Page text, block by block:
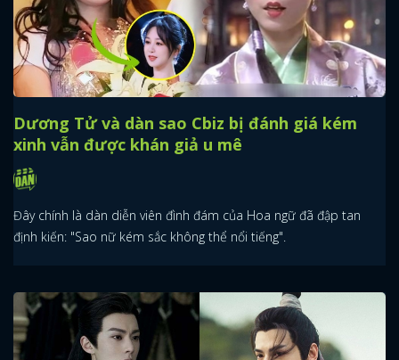
Dương Tử và dàn sao Cbiz bị đánh giá kém
xinh vẫn được khán giả u mê
Đây chính là dàn diễn viên đình đám của Hoa ngữ đã đập tan
định kiến: "Sao nữ kém sắc không thể nổi tiếng".